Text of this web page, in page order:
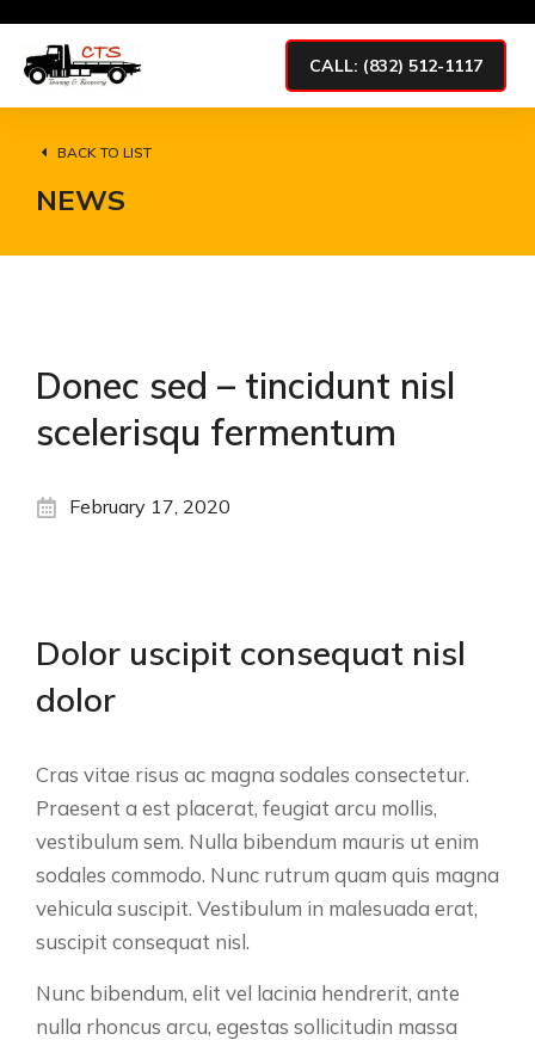
CALL: (832) 512-1117
BACK TO LIST
NEWS
Donec sed – tincidunt nisl
scelerisqu fermentum
February 17, 2020
Dolor uscipit consequat nisl
dolor
Cras vitae risus ac magna sodales consectetur.
Praesent a est placerat, feugiat arcu mollis,
vestibulum sem. Nulla bibendum mauris ut enim
sodales commodo. Nunc rutrum quam quis magna
vehicula suscipit. Vestibulum in malesuada erat,
suscipit consequat nisl.
Nunc bibendum, elit vel lacinia hendrerit, ante
nulla rhoncus arcu, egestas sollicitudin massa